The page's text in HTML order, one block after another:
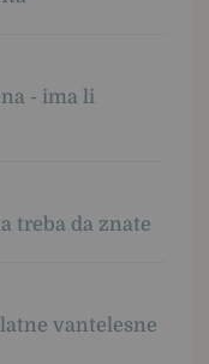
- ima li
treba da znate
vantelesne